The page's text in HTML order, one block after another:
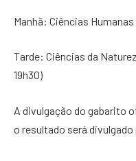
Manhã: Ciências
Tarde: Ciências da
19h30)
A divulgação do gabarito
o resultado será divulgado